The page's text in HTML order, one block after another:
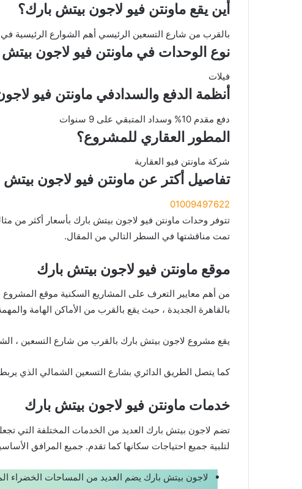
أين يقع ماونتن فيو لاجون بيتش بارك؟
بالقرب من شارع التسعين الرئيسي أهم الشوارع الرئيسية في
نوع الوحدات في ماونتن فيو لاجون
فيلات
أنظمة الدفع والسدادفي ماونتن فيو
دفع مقدم 10% وسداد المتبقي على 9 سنوات
المطور العقاري للمشروع؟
شركة ماونتن فيو العقارية
تفاصيل أكتر عن ماونتن فيو لاجون بيتش
01009497622
تتوفر وحدات ماونتن فيو لاجون بيتش بارك بأسعار أكثر من
تمت مناقشتها في السطر التالي من المقال.
موقع ماونتن فيو لاجون بيتش بارك
من أهم معايير التعرف على المشاريع السكنية موقع
بالقاهرة الجديدة ، حيث يقع بالقرب من الأماكن الهامة
يقع مشروع لاجون بيتش بارك بالقرب من شارع التسعين ،
كما يتصل الطريق الدائري بشارع التسعين الشمالي الذي يربط
خدمات ماونتن فيو لاجون بيتش بارك
تضم لاجون بيتش بارك العديد من الخدمات المختلفة التي
لتلبية جميع احتياجات سكانها كما تقدم. جميع المرافق
لاجون بيتش بارك يضم العديد من المساحات الخضراء